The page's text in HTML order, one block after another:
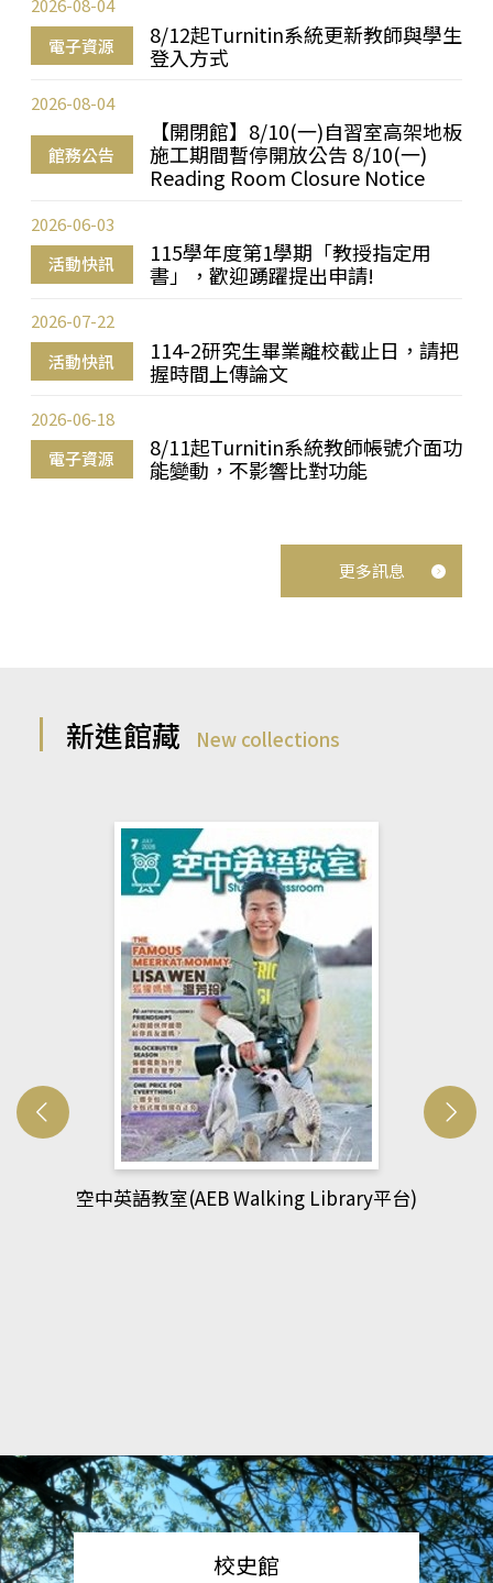
電子資源
8/12起Turnitin系統更新教師與學生
登入方式
2026-08-04
館務公告
【開閉館】8/10(一)自習室高架地板
施工期間暫停開放公告 8/10(一)
Reading Room Closure Notice
2026-08-04
活動快訊
115學年度第1學期「教授指定用
書」，歡迎踴躍提出申請!
2026-06-03
活動快訊
114-2研究生畢業離校截止日，請把
握時間上傳論文
2026-07-22
電子資源
8/11起Turnitin系統教師帳號介面功
能變動，不影響比對功能
2026-06-18
更多訊息
新進館藏 New collections
網管人(kono平台)
校史館